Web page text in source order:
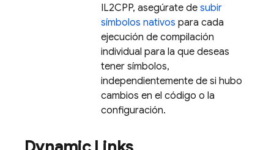
IL2CPP, asegúrate de subir
símbolos nativos para cada
ejecución de compilación
individual para la que deseas
tener símbolos,
independientemente de si hubo
cambios en el código o la
configuración.